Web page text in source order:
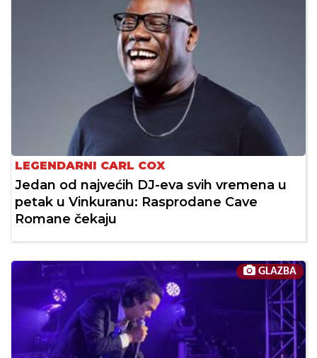
LEGENDARNI CARL COX
Jedan od najvećih DJ-eva svih vremena u
petak u Vinkuranu: Rasprodane Cave
Romane čekaju
GLAZBA